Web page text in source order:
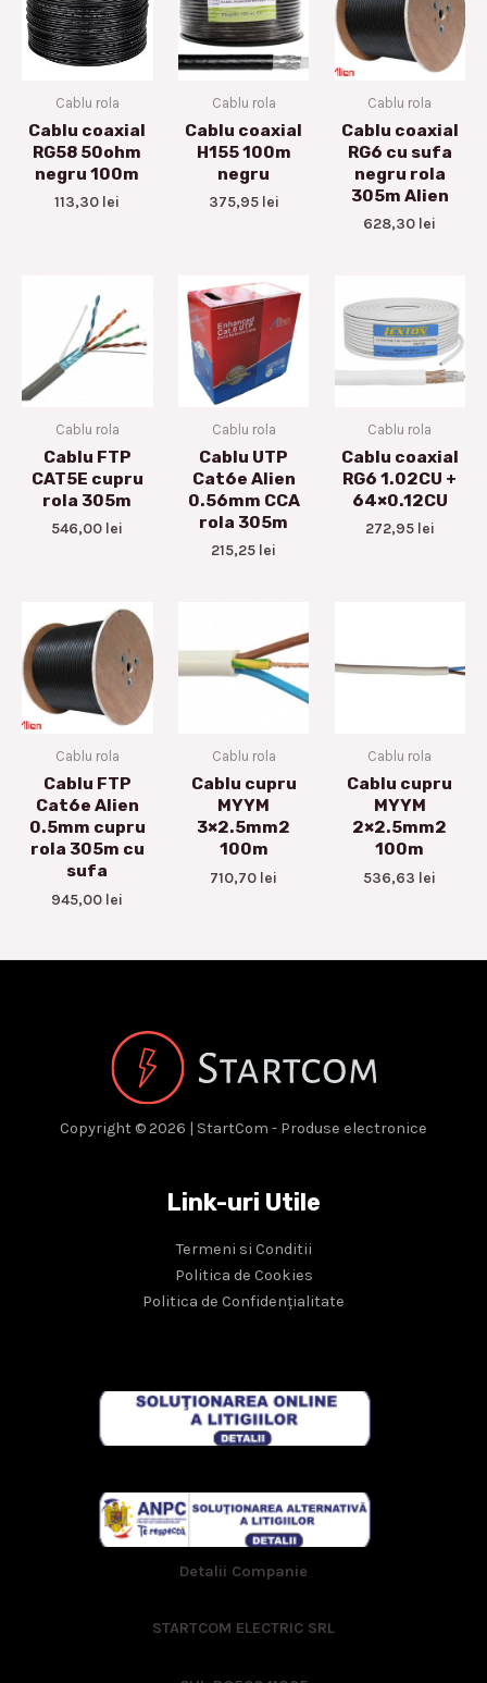
Cablu rola
Cablu coaxial
RG58 50ohm
negru 100m
113,30 lei
Cablu rola
Cablu coaxial
H155 100m
negru
375,95 lei
Cablu rola
Cablu coaxial
RG6 cu sufa
negru rola
305m Alien
628,30 lei
Cablu rola
Cablu FTP
CAT5E cupru
rola 305m
546,00 lei
Cablu rola
Cablu UTP
Cat6e Alien
0.56mm CCA
rola 305m
215,25 lei
Cablu rola
Cablu coaxial
RG6 1.02CU +
64×0.12CU
272,95 lei
Cablu rola
Cablu FTP
Cat6e Alien
0.5mm cupru
rola 305m cu
sufa
945,00 lei
Cablu rola
Cablu cupru
MYYM
3×2.5mm2
100m
710,70 lei
Cablu rola
Cablu cupru
MYYM
2×2.5mm2
100m
536,63 lei
Copyright © 2026 | StartCom - Produse electronice
Link-uri Utile
Termeni si Conditii
Politica de Cookies
Politica de Confidențialitate
Detalii Companie
STARTCOM ELECTRIC SRL